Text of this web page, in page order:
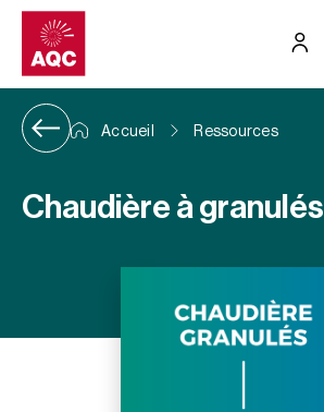
Panneau de gestion des cookies
Accueil Ressources
Chaudière à granulés